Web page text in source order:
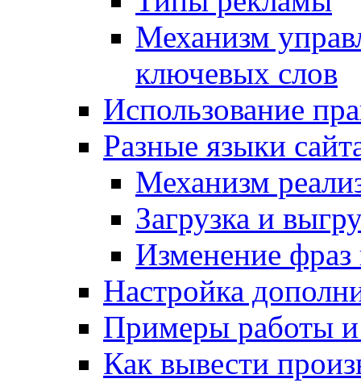
Механизм
ключевых слов
Использование
Разные языки
Механизм
Загрузка и
Изменение
Настройка
Примеры работы
Как вывести